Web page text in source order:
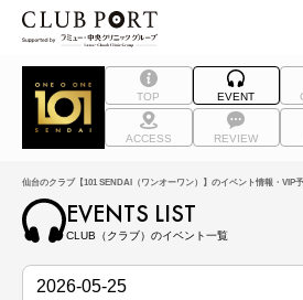
TOP EVENT
ACCESS REVIEW
仙台のクラブ【101 SENDAI（ワンオーワン）】のイベント情報・VIP
EVENTS LIST
CLUB（クラブ）のイベント一覧